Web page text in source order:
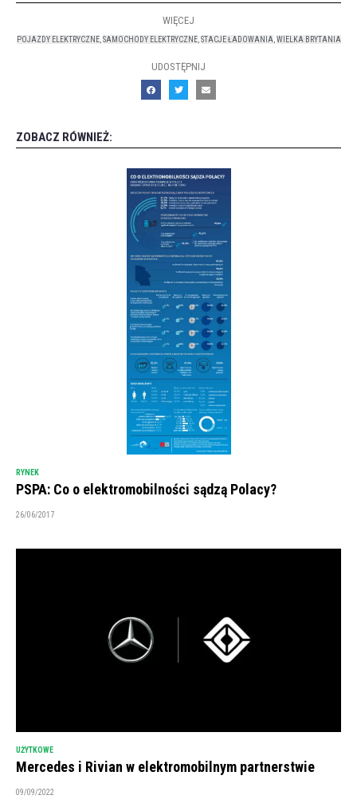
WIĘCEJ
POJAZDY ELEKTRYCZNE, SAMOCHODY ELEKTRYCZNE, STACJE ŁADOWANIA WIELKA BRYTANIA
UDOSTĘPNIJ
ZOBACZ RÓWNIEŻ:
RYNEK
PSPA: Co o elektromobilności sądzą Polacy?
26/06/2017
UŻYTKOWE
Mercedes i Rivian w elektromobilnym partnerstwie
09/09/2022